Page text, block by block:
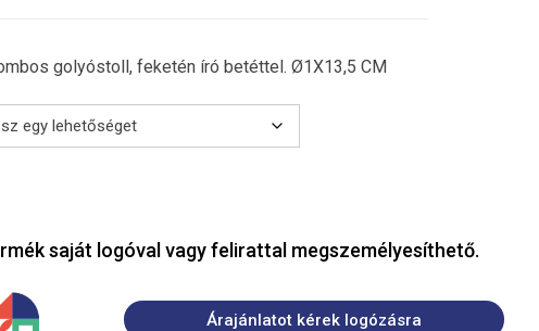
golyóstoll, feketén író betéttel. Ø1X13,5 CM
saját logóval vagy felirattal megszemélyesíthető.
Árajánlatot kérek logózásra